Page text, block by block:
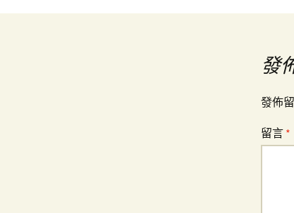
章
發
發佈
留言 *